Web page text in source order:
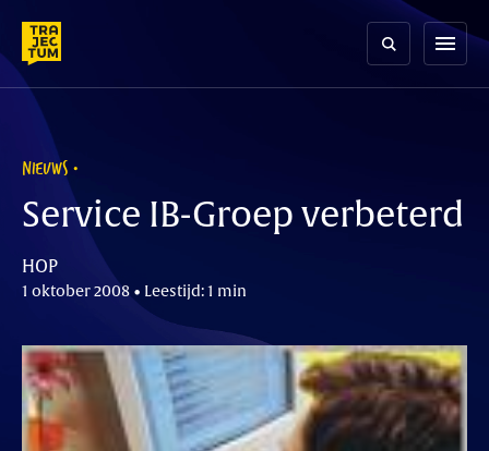
content
menu
NIEUWS
Service IB-Groep verbeterd
HOP
1 oktober 2008 • Leestijd: 1 min